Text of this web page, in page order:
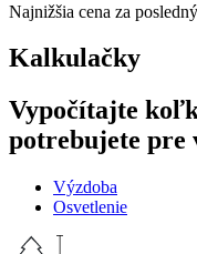
Najnižšia cena za
Kalkulačky
Vypočítajte
potrebujete pre
Výzdoba
Osvetlenie